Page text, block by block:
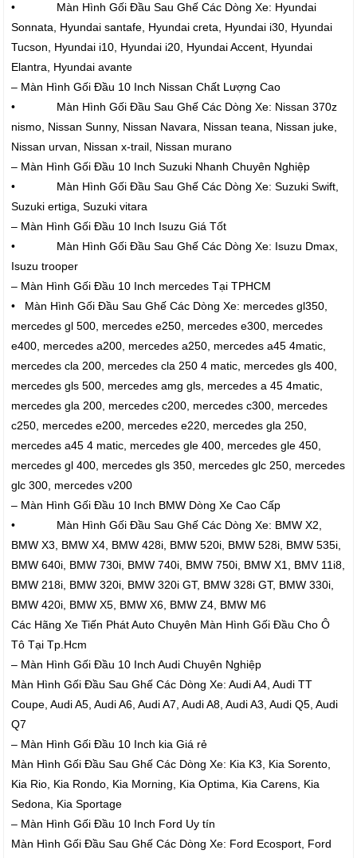
• Màn Hình Gối Đầu Sau Ghế Các Dòng Xe: Hyundai
Sonnata, Hyundai santafe, Hyundai creta, Hyundai i30, Hyundai
Tucson, Hyundai i10, Hyundai i20, Hyundai Accent, Hyundai
Elantra, Hyundai avante
– Màn Hình Gối Đầu 10 Inch Nissan Chất Lượng Cao
• Màn Hình Gối Đầu Sau Ghế Các Dòng Xe: Nissan 370z
nismo, Nissan Sunny, Nissan Navara, Nissan teana, Nissan juke,
Nissan urvan, Nissan x-trail, Nissan murano
– Màn Hình Gối Đầu 10 Inch Suzuki Nhanh Chuyên Nghiệp
• Màn Hình Gối Đầu Sau Ghế Các Dòng Xe: Suzuki Swift,
Suzuki ertiga, Suzuki vitara
– Màn Hình Gối Đầu 10 Inch Isuzu Giá Tốt
• Màn Hình Gối Đầu Sau Ghế Các Dòng Xe: Isuzu Dmax,
Isuzu trooper
– Màn Hình Gối Đầu 10 Inch mercedes Tại TPHCM
• Màn Hình Gối Đầu Sau Ghế Các Dòng Xe: mercedes gl350,
mercedes gl 500, mercedes e250, mercedes e300, mercedes
e400, mercedes a200, mercedes a250, mercedes a45 4matic,
mercedes cla 200, mercedes cla 250 4 matic, mercedes gls 400,
mercedes gls 500, mercedes amg gls, mercedes a 45 4matic,
mercedes gla 200, mercedes c200, mercedes c300, mercedes
c250, mercedes e200, mercedes e220, mercedes gla 250,
mercedes a45 4 matic, mercedes gle 400, mercedes gle 450,
mercedes gl 400, mercedes gls 350, mercedes glc 250, mercedes
glc 300, mercedes v200
– Màn Hình Gối Đầu 10 Inch BMW Dòng Xe Cao Cấp
• Màn Hình Gối Đầu Sau Ghế Các Dòng Xe: BMW X2,
BMW X3, BMW X4, BMW 428i, BMW 520i, BMW 528i, BMW 535i,
BMW 640i, BMW 730i, BMW 740i, BMW 750i, BMW X1, BMV 11i8,
BMW 218i, BMW 320i, BMW 320i GT, BMW 328i GT, BMW 330i,
BMW 420i, BMW X5, BMW X6, BMW Z4, BMW M6
Các Hãng Xe Tiến Phát Auto Chuyên Màn Hình Gối Đầu Cho Ô
Tô Tại Tp.Hcm
– Màn Hình Gối Đầu 10 Inch Audi Chuyên Nghiệp
Màn Hình Gối Đầu Sau Ghế Các Dòng Xe: Audi A4, Audi TT
Coupe, Audi A5, Audi A6, Audi A7, Audi A8, Audi A3, Audi Q5, Audi
Q7
– Màn Hình Gối Đầu 10 Inch kia Giá rẻ
Màn Hình Gối Đầu Sau Ghế Các Dòng Xe: Kia K3, Kia Sorento,
Kia Rio, Kia Rondo, Kia Morning, Kia Optima, Kia Carens, Kia
Sedona, Kia Sportage
– Màn Hình Gối Đầu 10 Inch Ford Uy tín
Màn Hình Gối Đầu Sau Ghế Các Dòng Xe: Ford Ecosport, Ford